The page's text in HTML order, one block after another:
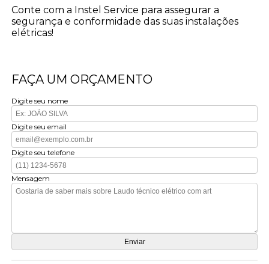
Conte com a Instel Service para assegurar a
segurança e conformidade das suas instalações
elétricas!
FAÇA UM ORÇAMENTO
Digite seu nome
Digite seu email
Digite seu telefone
Mensagem